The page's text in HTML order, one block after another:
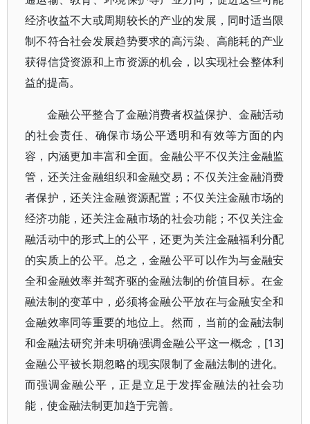
经济收益不大或周期较长的产业的发展，同时适当限
制不符合社会发展趋势要求的高污染、高能耗的产业
获得信贷资源和上市资源的机会，以实现社会整体利
益的提高。
金融公平整合了金融消费者权益保护、金融活动
的社会责任、确保市场公平透明和有效等方面的内
容，内涵更加丰富和全面。金融公平不仅关注金融监
管，还关注金融组织和金融交易；不仅关注金融消费
者保护，还关注金融资源配置；不仅关注金融市场的
经济功能，还关注金融市场的社会功能；不仅关注金
融活动中的形式上的公平，还更为关注金融福利分配
的实质上的公平。总之，金融公平可以作为与金融安
全和金融效率并驾齐驱的金融法制的价值目标。在金
融法制的变革中，必须将金融公平放在与金融安全和
金融效率同等重要的地位上。然而，当前的金融法制
和金融法研究并未明确强调金融公平这一概念，[13]
金融公平被长期忽略的现实限制了金融法制的进化。
而强调金融公平，正是立足于发挥金融法的社会功
能，使金融法制更加趋于完善。